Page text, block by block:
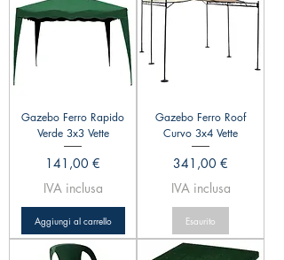
Gazebo Ferro Rapido
Verde 3x3 Vette
Prezzo
141,00 €
IVA inclusa
Aggiungi al carrello
Gazebo Ferro Roof
Curvo 3x4 Vette
Prezzo
341,00 €
IVA inclusa
Esaurito